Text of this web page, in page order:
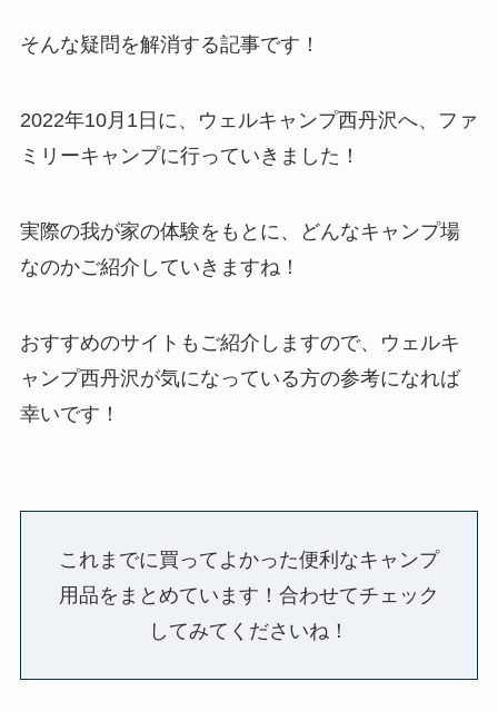
そんな疑問を解消する記事です！
2022年10月1日に、ウェルキャンプ西丹沢へ、ファ
ミリーキャンプに行っていきました！
実際の我が家の体験をもとに、どんなキャンプ場
なのかご紹介していきますね！
おすすめのサイトもご紹介しますので、ウェルキ
ャンプ西丹沢が気になっている方の参考になれば
幸いです！
これまでに買ってよかった便利なキャンプ
用品をまとめています！合わせてチェック
してみてくださいね！